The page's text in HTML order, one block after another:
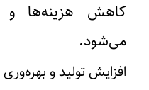
کاهش هزینه‌ها و
می‌شود.
افزایش تولید و بهره‌وری